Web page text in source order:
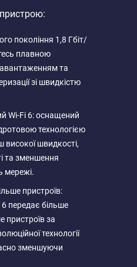
покоління 1,8 Гбіт/
плавною
та
зі швидкістю
Wi-Fi 6: оснащений
технологією
високої швидкості,
та зменшення
мережі.
пристроїв:
6 передає більше
пристроїв за
технології
зменшуючи